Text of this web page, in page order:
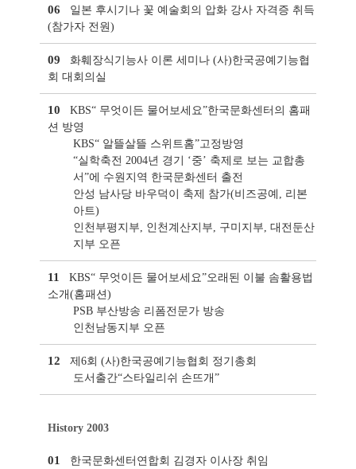
06
일본 후시기나 꽃 예술회의 압화 강사 자격증 취득
(참가자 전원)
09
화훼장식기능사 이론 세미나 (사)한국공예기능협
회 대회의실
10
KBS“ 무엇이든 물어보세요”한국문화센터의 홈패
션 방영
KBS“ 알뜰살뜰 스위트홈”고정방영
“실학축전 2004년 경기 ‘중’ 축제로 보는 교합총
서”에 수원지역 한국문화센터 출전
안성 남사당 바우덕이 축제 참가(비즈공예, 리본
아트)
인천부평지부, 인천계산지부, 구미지부, 대전둔산
지부 오픈
11
KBS“ 무엇이든 물어보세요”오래된 이불 솜활용법
소개(홈패션)
PSB 부산방송 리폼전문가 방송
인천남동지부 오픈
12
제6회 (사)한국공예기능협회 정기총회
도서출간“스타일리쉬 손뜨개”
History 2003
01 한국문화센터연합회 김경자 이사장 취임